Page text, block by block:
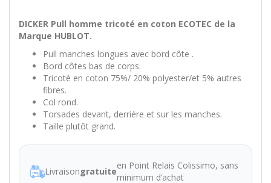
DICKER Pull homme tricoté en coton ECOTEC de la
Marque HUBLOT.
Pull manches longues avec bord côte .
Bord côtes bas de corps.
Tricoté en coton 75%/ 20% polyester/et 5% autres
fibres.
Col rond.
Torsades devant, derriére et sur les manches.
Taille plutôt grand.
Livraisongratuite
en Point Relais Colissimo, sans
minimum d’achat